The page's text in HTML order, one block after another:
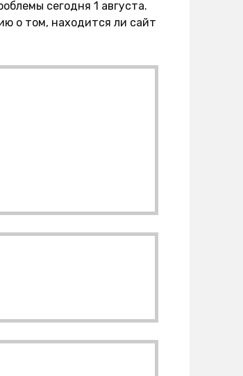
сегодня 1 августа.
о том, находится ли сайт